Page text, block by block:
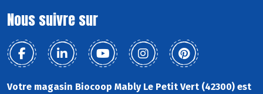
Nous suivre sur
Votre magasin Biocoop Mably Le Petit Vert (42300) est